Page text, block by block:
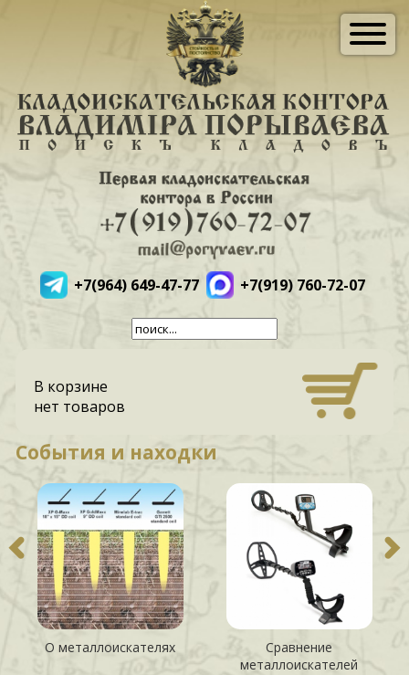
+7(964) 649-47-77 +7(919) 760-72-07
В корзине
нет товаров
События и находки
О металлоискателях
Сравнение
металлоискателей